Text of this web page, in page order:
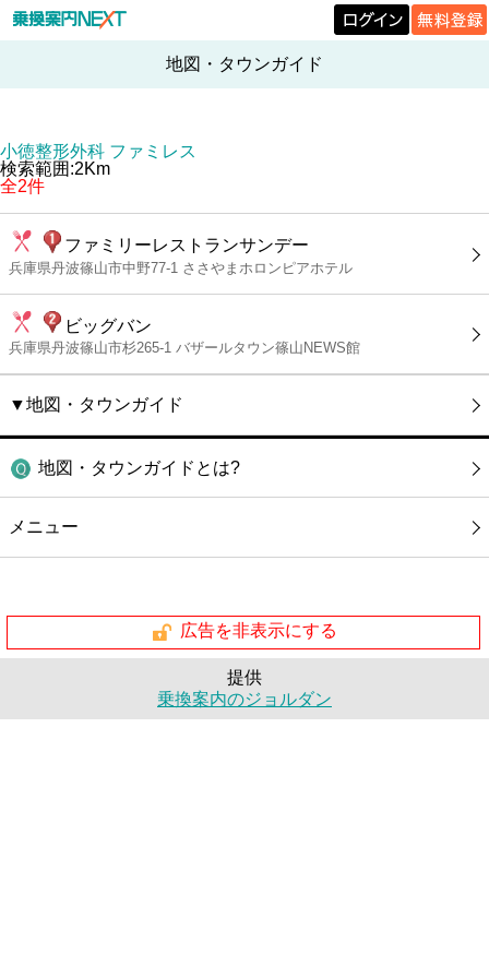
地図・タウンガイド
小徳整形外科 ファミレス
検索範囲:2Km
全2件
ファミリーレストランサンデー
兵庫県丹波篠山市中野77-1 ささやまホロンピアホテル
ビッグバン
兵庫県丹波篠山市杉265-1 バザールタウン篠山NEWS館
▼地図・タウンガイド
地図・タウンガイドとは?
メニュー
広告を非表示にする
提供
乗換案内のジョルダン